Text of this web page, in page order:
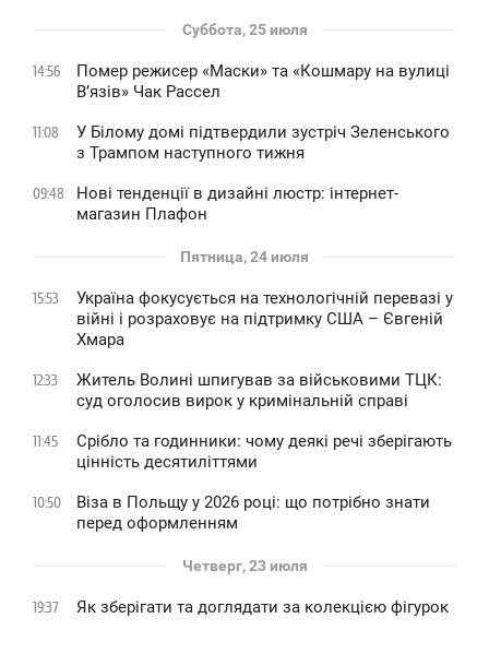
Суббота, 25 июля
14:56
Помер режисер «Маски» та «Кошмару на вулиці
В’язів» Чак Рассел
11:08
У Білому домі підтвердили зустріч Зеленського
з Трампом наступного тижня
09:48
Нові тенденції в дизайні люстр: інтернет-
магазин Плафон
Пятница, 24 июля
15:53
Україна фокусується на технологічній перевазі у
війні і розраховує на підтримку США – Євгеній
Хмара
12:33
Житель Волині шпигував за військовими ТЦК:
суд оголосив вирок у кримінальній справі
11:45
Срібло та годинники: чому деякі речі зберігають
цінність десятиліттями
10:50
Віза в Польщу у 2026 році: що потрібно знати
перед оформленням
Четверг, 23 июля
19:37 Як зберігати та доглядати за колекцією фігурок